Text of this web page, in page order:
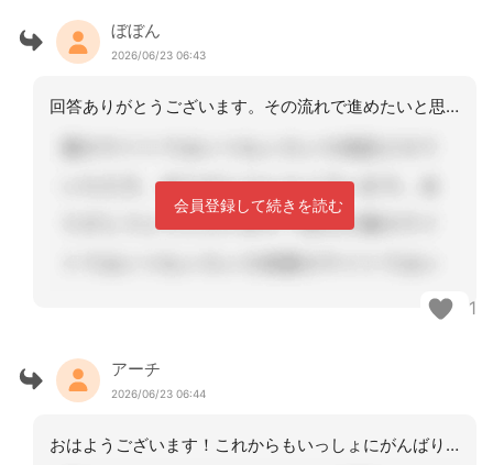
ぼぼん
2026/06/23 06:43
回答ありがとうございます。その流れで進めたいと思います。
会員登録して続きを読む
1
アーチ
2026/06/23 06:44
おはようございます！これからもいっしょにがんばりましょう